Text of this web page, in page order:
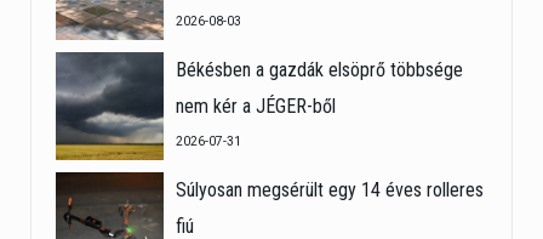
2026-08-03
Békésben a gazdák elsöprő többsége
nem kér a JÉGER-ből
2026-07-31
Súlyosan megsérült egy 14 éves rolleres
fiú